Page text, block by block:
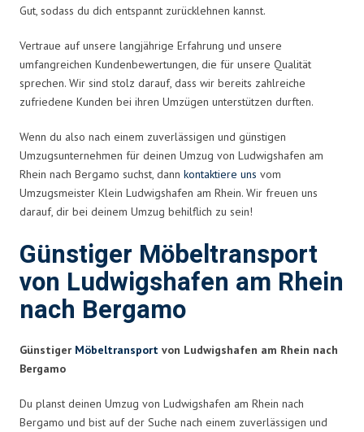
Gut, sodass du dich entspannt zurücklehnen kannst.
Vertraue auf unsere langjährige Erfahrung und unsere
umfangreichen Kundenbewertungen, die für unsere Qualität
sprechen. Wir sind stolz darauf, dass wir bereits zahlreiche
zufriedene Kunden bei ihren Umzügen unterstützen durften.
Wenn du also nach einem zuverlässigen und günstigen
Umzugsunternehmen für deinen Umzug von Ludwigshafen am
Rhein nach Bergamo suchst, dann kontaktiere uns vom
Umzugsmeister Klein Ludwigshafen am Rhein. Wir freuen uns
darauf, dir bei deinem Umzug behilflich zu sein!
Günstiger Möbeltransport
von Ludwigshafen am Rhein
nach Bergamo
Günstiger Möbeltransport von Ludwigshafen am Rhein nach
Bergamo
Du planst deinen Umzug von Ludwigshafen am Rhein nach
Bergamo und bist auf der Suche nach einem zuverlässigen und